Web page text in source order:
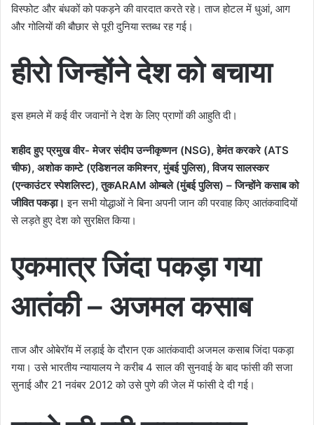
विस्फोट और बंधकों को पकड़ने की वारदात करते रहे। ताज होटल में धुआं, आग
और गोलियों की बौछार से पूरी दुनिया स्तब्ध रह गई।
हीरो जिन्होंने देश को बचाया
इस हमले में कई वीर जवानों ने देश के लिए प्राणों की आहुति दी।
शहीद हुए प्रमुख वीर-मेजर संदीप उन्नीकृष्णन (NSG),हेमंत करकरे (ATS
चीफ), अशोक काम्टे (एडिशनल कमिश्नर, मुंबई पुलिस),विजय सालस्कर
(एन्काउंटर स्पेशलिस्ट),तुकARAM ओम्बले (मुंबई पुलिस) – जिन्होंने कसाब को
जीवित पकड़ा।इन सभी योद्धाओं ने बिना अपनी जान की परवाह किए आतंकवादियों
से लड़ते हुए देश को सुरक्षित किया।
एकमात्र जिंदा पकड़ा गया
आतंकी – अजमल कसाब
ताज और ओबेरॉय में लड़ाई के दौरान एक आतंकवादी अजमल कसाब जिंदा पकड़ा
गया। उसे भारतीय न्यायालय ने करीब 4 साल की सुनवाई के बाद फांसी की सजा
सुनाई और 21 नवंबर 2012 को उसे पुणे की जेल में फांसी दे दी गई।